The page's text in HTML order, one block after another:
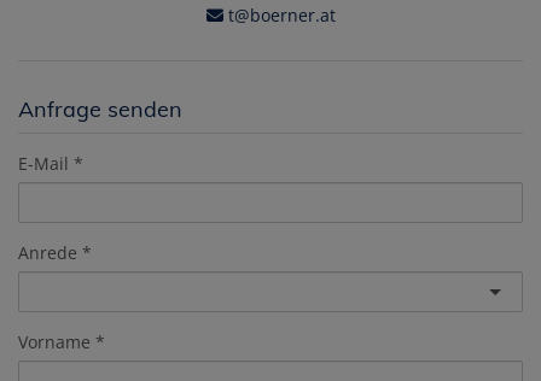
t@boerner.at
Anfrage senden
E-Mail
Anrede
Vorname